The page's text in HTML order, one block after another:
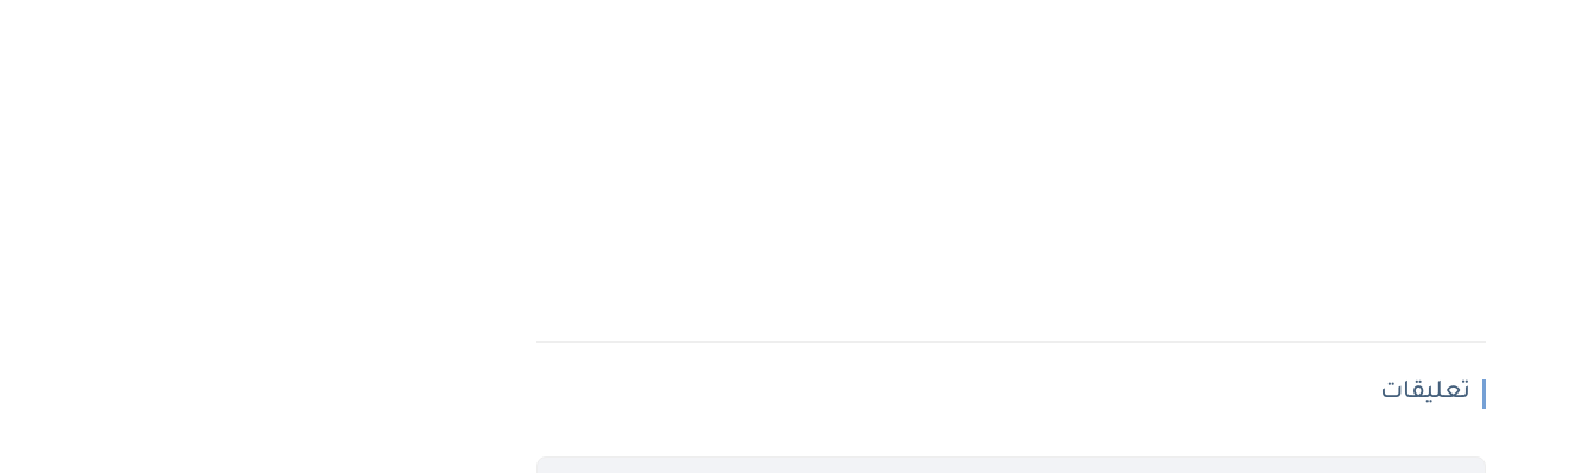
تعليقات